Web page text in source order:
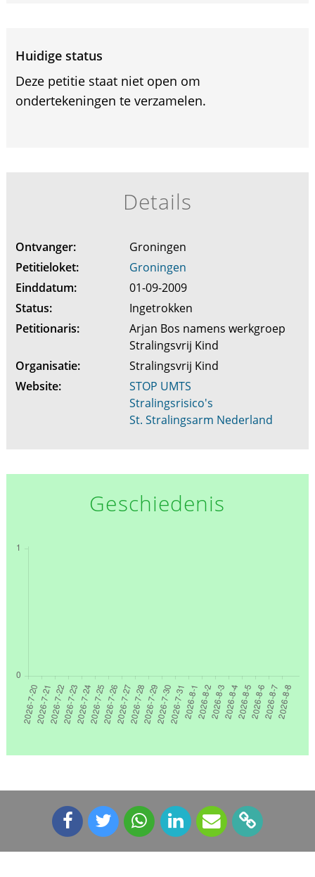
Huidige status
Deze petitie staat niet open om
ondertekeningen te verzamelen.
Details
Ontvanger:
Groningen
Petitieloket:
Groningen
Einddatum:
01-09-2009
Status:
Ingetrokken
Petitionaris:
Arjan Bos namens werkgroep
Stralingsvrij Kind
Organisatie:
Stralingsvrij Kind
Website:
STOP UMTS
Stralingsrisico's
St. Stralingsarm Nederland
Geschiedenis